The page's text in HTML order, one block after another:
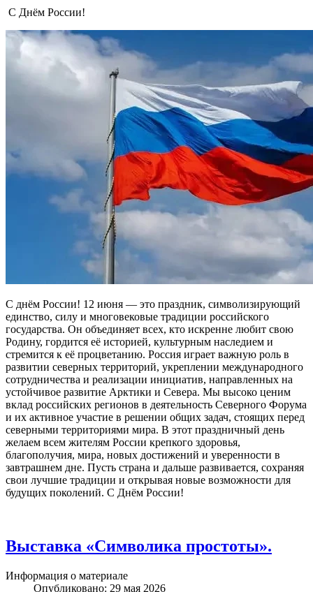
С Днём России!
С днём России! 12 июня — это праздник, символизирующий
единство, силу и многовековые традиции российского
государства. Он объединяет всех, кто искренне любит свою
Родину, гордится её историей, культурным наследием и
стремится к её процветанию. Россия играет важную роль в
развитии северных территорий, укреплении международного
сотрудничества и реализации инициатив, направленных на
устойчивое развитие Арктики и Севера. Мы высоко ценим
вклад российских регионов в деятельность Северного Форума
и их активное участие в решении общих задач, стоящих перед
северными территориями мира. В этот праздничный день
желаем всем жителям России крепкого здоровья,
благополучия, мира, новых достижений и уверенности в
завтрашнем дне. Пусть страна и дальше развивается, сохраняя
свои лучшие традиции и открывая новые возможности для
будущих поколений. С Днём России!
Выставка «Символика простоты».
Информация о материале
Опубликовано: 29 мая 2026